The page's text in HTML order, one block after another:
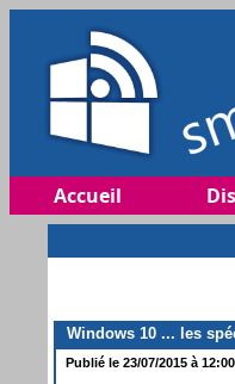
Accueil
Windows 10 ... les
Publié le 23/07/2015 à